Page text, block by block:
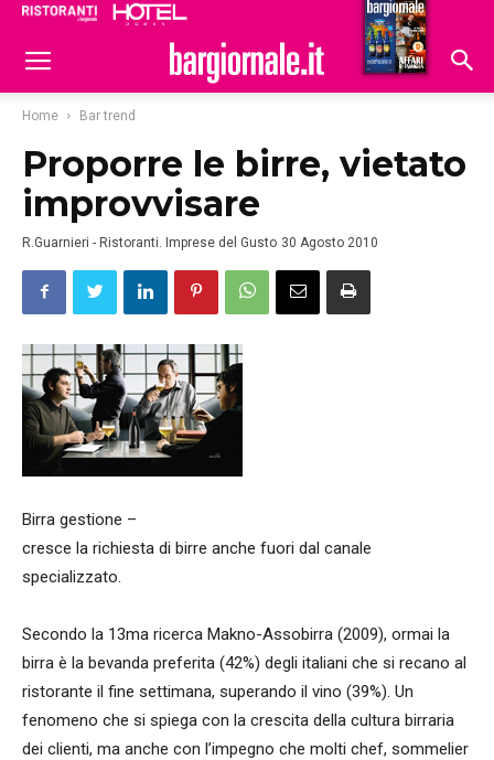
Hoteldomani
Home Bar trend
Proporre le birre, vietato
improvvisare
R.Guarnieri - Ristoranti. Imprese del Gusto 30 Agosto 2010
Birra gestione –
cresce la richiesta di birre anche fuori dal canale
specializzato.
Secondo la 13ma ricerca Makno-Assobirra (2009), ormai la
birra è la bevanda preferita (42%) degli italiani che si recano al
ristorante il fine settimana, superando il vino (39%). Un
fenomeno che si spiega con la crescita della cultura birraria
dei clienti, ma anche con l’impegno che molti chef, sommelier